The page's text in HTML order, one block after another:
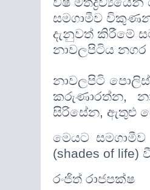
සමගාමීව
දැනුවත් කිරීමේ
නාවලපිටිය නගර
නාවලපිටි පොලිස්
කරුණාරත්න,
සිරිසේන, ඇතුළු
මෙයට සමගාමීව
(shades of life)
රංජිත්